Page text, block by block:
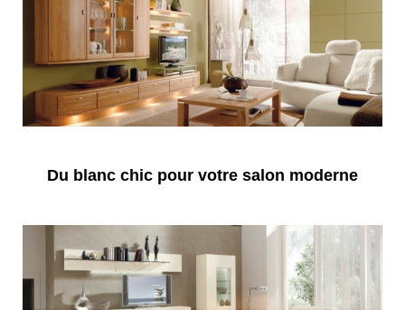
Du blanc chic pour votre salon moderne